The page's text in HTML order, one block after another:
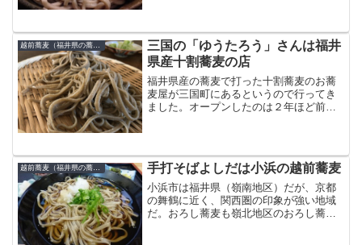
三国の「ゆうたろう」さんは福井
県産十割蕎麦の店
福井県産の蕎麦で打った十割蕎麦のお蕎
麦屋が三国町にあるというので行ってき
ました。オープンしたのは２年ほど前の
たろうさんです。注文した...
越前蕎麦（福井県の蕎麦） 手打そばよしだは小浜の越前蕎麦
小浜市は福井県（嶺南地区）だが、京都
の舞鶴に近く、関西圏の印象が強い地域
だ。おろし蕎麦も嶺北地区のおろし蕎麦